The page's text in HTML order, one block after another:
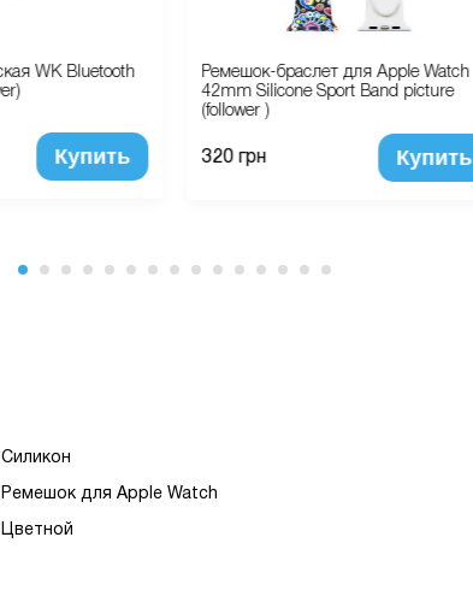
WK Bluetooth
Купить
Ремешок-браслет для Apple Watch
42mm Silicone Sport Band picture
(follower )
320 грн Купить
Силикон
Ремешок для Apple Watch
Цветной